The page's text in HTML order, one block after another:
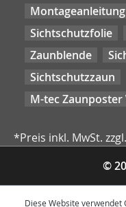
Sichtschutzfolie
Zaunblende
Sichtschutzzaun
M-tec
*Preis inkl. MwSt.
©
Diese Website verwendet